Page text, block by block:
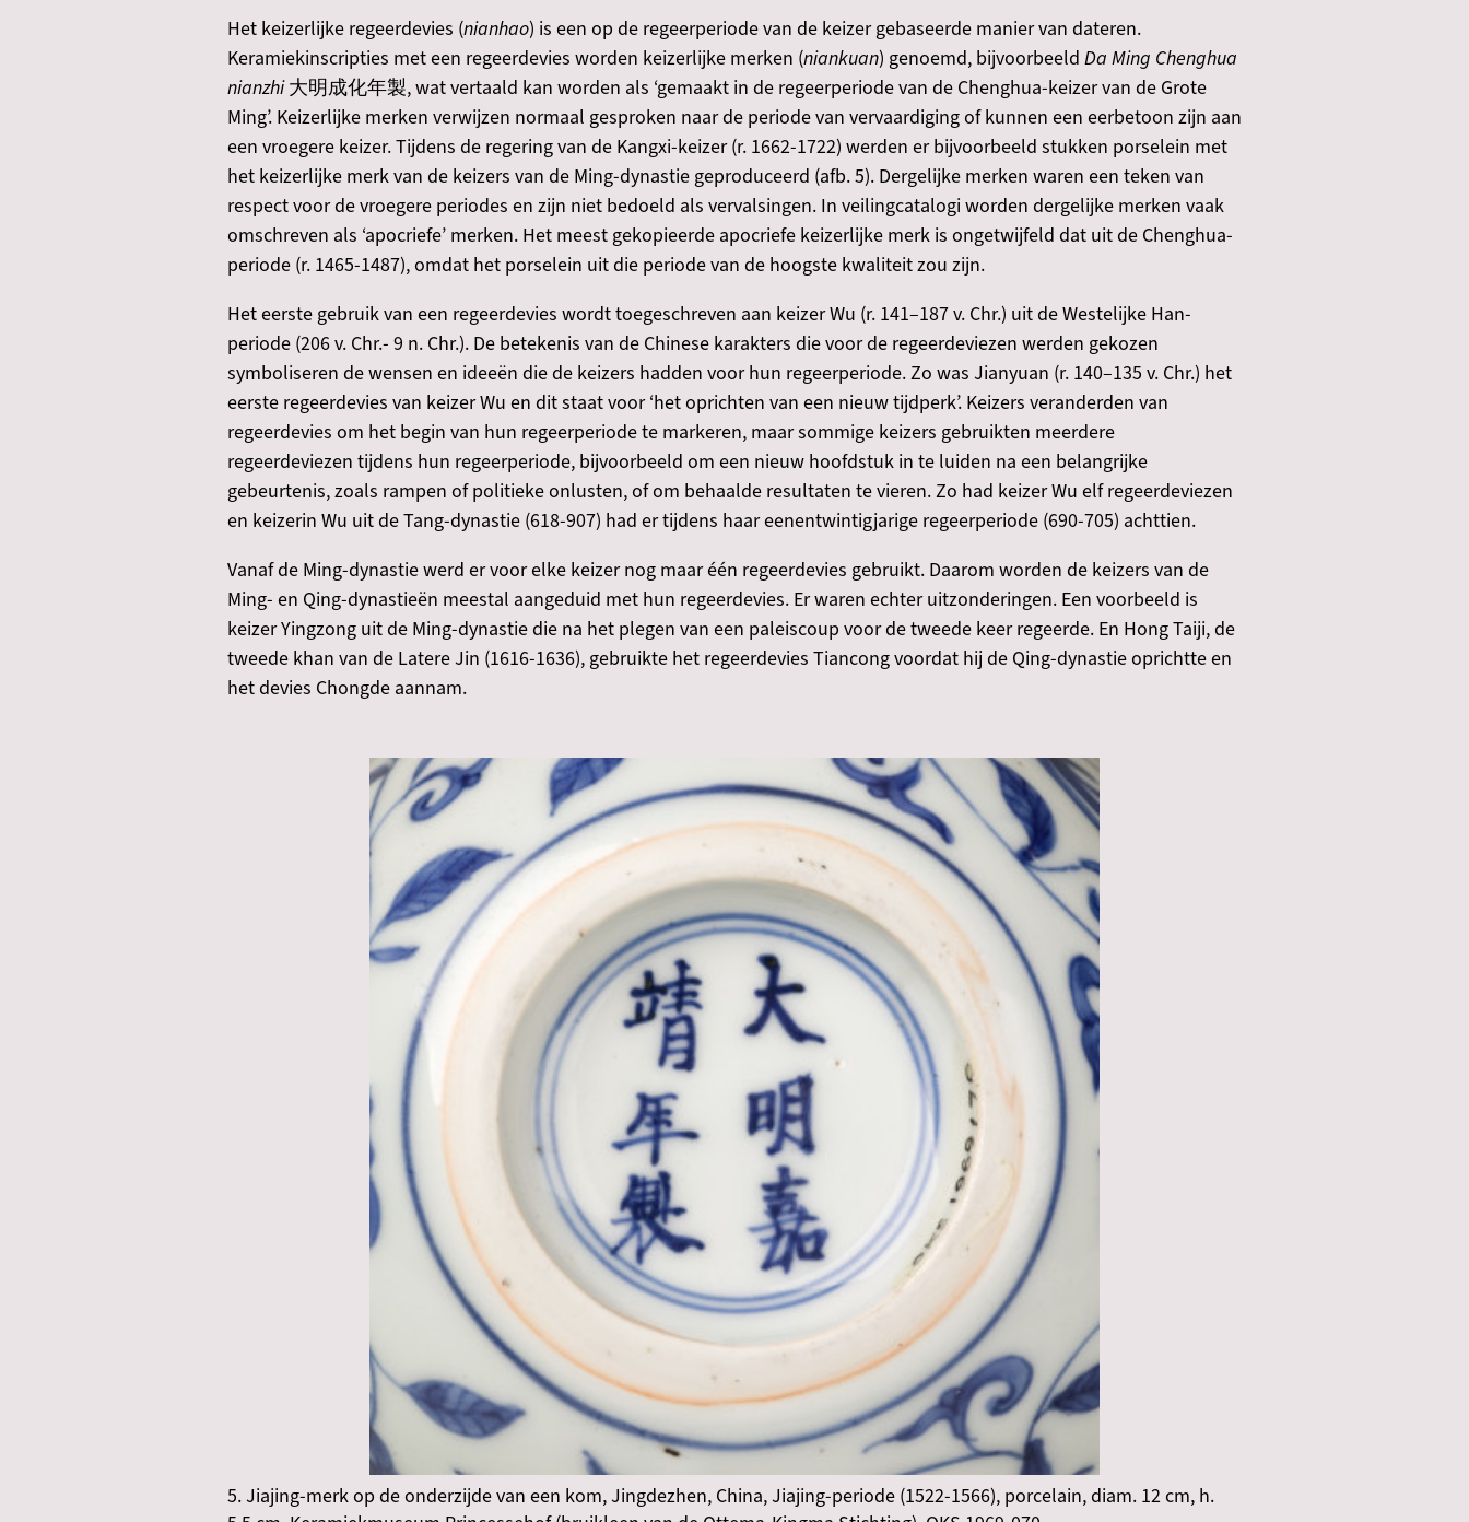
Het keizerlijke regeerdevies (nianhao) is een op de regeerperiode van de keizer gebaseerde manier van dateren.
Keramiekinscripties met een regeerdevies worden keizerlijke merken (niankuan) genoemd, bijvoorbeeld Da Ming Chenghua
nianzhi大明成化年製, wat vertaald kan worden als ‘gemaakt in de regeerperiode van de Chenghua-keizer van de Grote
Ming’. Keizerlijke merken verwijzen normaal gesproken naar de periode van vervaardiging of kunnen een eerbetoon zijn aan
een vroegere keizer. Tijdens de regering van de Kangxi-keizer (r. 1662-1722) werden er bijvoorbeeld stukken porselein met
het keizerlijke merk van de keizers van de Ming-dynastie geproduceerd (afb. 5). Dergelijke merken waren een teken van
respect voor de vroegere periodes en zijn niet bedoeld als vervalsingen. In veilingcatalogi worden dergelijke merken vaak
omschreven als ‘apocriefe’ merken. Het meest gekopieerde apocriefe keizerlijke merk is ongetwijfeld dat uit de Chenghua-
periode (r. 1465-1487), omdat het porselein uit die periode van de hoogste kwaliteit zou zijn.
Het eerste gebruik van een regeerdevies wordt toegeschreven aan keizer Wu (r. 141–187 v. Chr.) uit de Westelijke Han-
periode (206 v. Chr.- 9 n. Chr.). De betekenis van de Chinese karakters die voor de regeerdeviezen werden gekozen
symboliseren de wensen en ideeën die de keizers hadden voor hun regeerperiode. Zo was Jianyuan (r. 140–135 v. Chr.) het
eerste regeerdevies van keizer Wu en dit staat voor ‘het oprichten van een nieuw tijdperk’. Keizers veranderden van
regeerdevies om het begin van hun regeerperiode te markeren, maar sommige keizers gebruikten meerdere
regeerdeviezen tijdens hun regeerperiode, bijvoorbeeld om een nieuw hoofdstuk in te luiden na een belangrijke
gebeurtenis, zoals rampen of politieke onlusten, of om behaalde resultaten te vieren. Zo had keizer Wu elf regeerdeviezen
en keizerin Wu uit de Tang-dynastie (618-907) had er tijdens haar eenentwintigjarige regeerperiode (690-705) achttien.
Vanaf de Ming-dynastie werd er voor elke keizer nog maar één regeerdevies gebruikt. Daarom worden de keizers van de
Ming- en Qing-dynastieën meestal aangeduid met hun regeerdevies. Er waren echter uitzonderingen. Een voorbeeld is
keizer Yingzong uit de Ming-dynastie die na het plegen van een paleiscoup voor de tweede keer regeerde. En Hong Taiji, de
tweede khan van de Latere Jin (1616-1636), gebruikte het regeerdevies Tiancong voordat hij de Qing-dynastie oprichtte en
het devies Chongde aannam.
5. Jiajing-merk op de onderzijde van een kom, Jingdezhen, China, Jiajing-periode (1522-1566), porcelain, diam. 12 cm, h.